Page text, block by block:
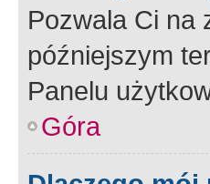
Pozwala Ci na
późniejszym
Panelu
Góra